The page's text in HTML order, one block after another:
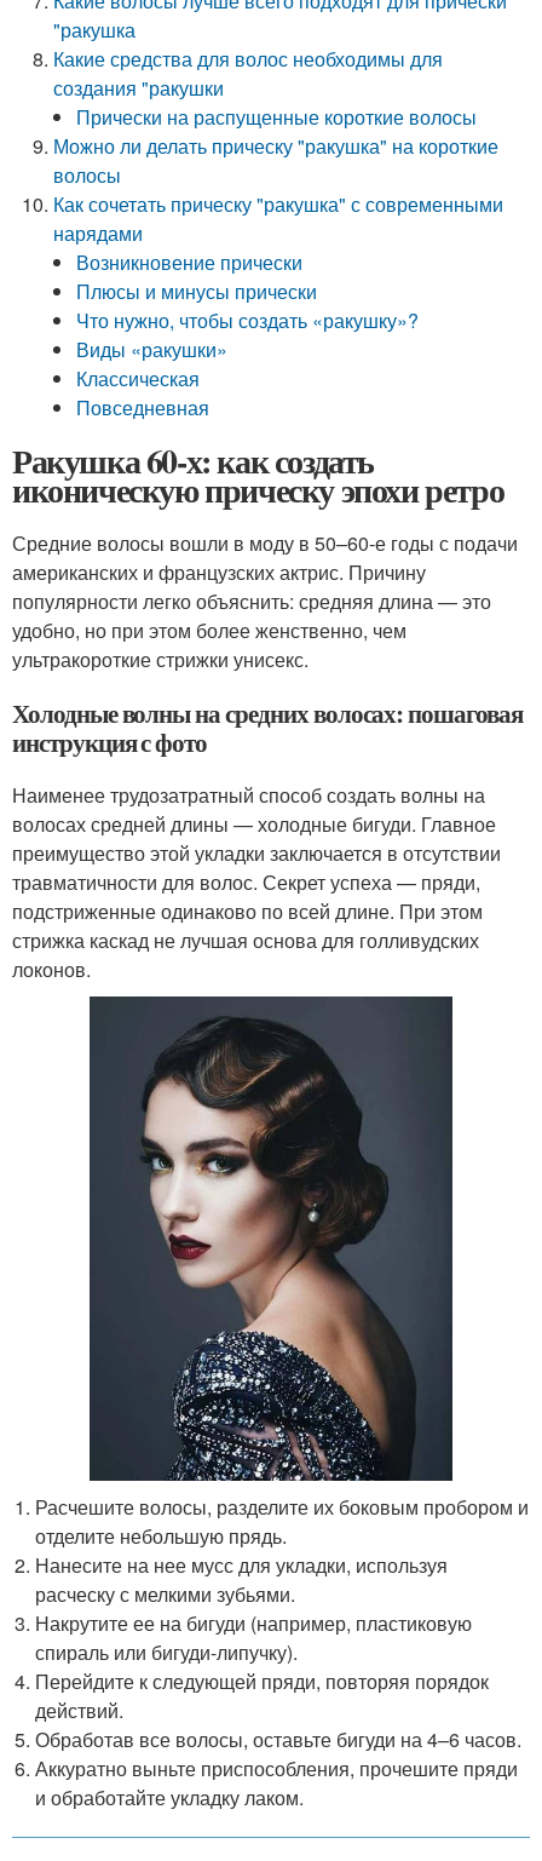
"ракушка
Какие средства для волос необходимы для
создания "ракушки
Прически на распущенные короткие волосы
Можно ли делать прическу "ракушка" на короткие
волосы
Как сочетать прическу "ракушка" с современными
нарядами
Возникновение прически
Плюсы и минусы прически
Что нужно, чтобы создать «ракушку»?
Виды «ракушки»
Классическая
Повседневная
Ракушка 60-х: как создать
иконическую прическу эпохи ретро
Средние волосы вошли в моду в 50–60-е годы с подачи
американских и французских актрис. Причину
популярности легко объяснить: средняя длина — это
удобно, но при этом более женственно, чем
ультракороткие стрижки унисекс.
Холодные волны на средних волосах: пошаговая
инструкция с фото
Наименее трудозатратный способ создать волны на
волосах средней длины — холодные бигуди. Главное
преимущество этой укладки заключается в отсутствии
травматичности для волос. Секрет успеха — пряди,
подстриженные одинаково по всей длине. При этом
стрижка каскад не лучшая основа для голливудских
локонов.
Расчешите волосы, разделите их боковым пробором и
отделите небольшую прядь.
Нанесите на нее мусс для укладки, используя
расческу с мелкими зубьями.
Накрутите ее на бигуди (например, пластиковую
спираль или бигуди-липучку).
Перейдите к следующей пряди, повторяя порядок
действий.
Обработав все волосы, оставьте бигуди на 4–6 часов.
Аккуратно выньте приспособления, прочешите пряди
и обработайте укладку лаком.